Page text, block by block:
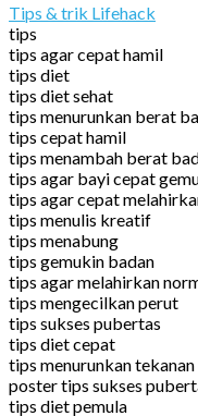
Tips & trik Lifehack
tips
tips agar cepat hamil
tips diet
tips diet sehat
tips menurunkan berat
tips cepat hamil
tips menambah berat
tips agar bayi cepat
tips agar cepat
tips menulis kreatif
tips menabung
tips gemukin badan
tips agar melahirkan
tips mengecilkan perut
tips sukses pubertas
tips diet cepat
tips menurunkan
poster tips sukses
tips diet pemula